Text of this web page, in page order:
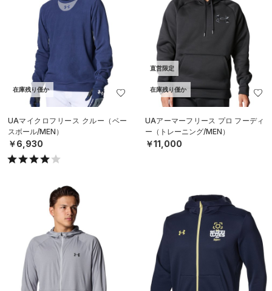
在庫残り僅か
UAマイクロフリース クルー（ベー
スボール/MEN）
￥6,930
直営限定
在庫残り僅か
UAアーマーフリース プロ フーディ
ー（トレーニング/MEN）
￥11,000